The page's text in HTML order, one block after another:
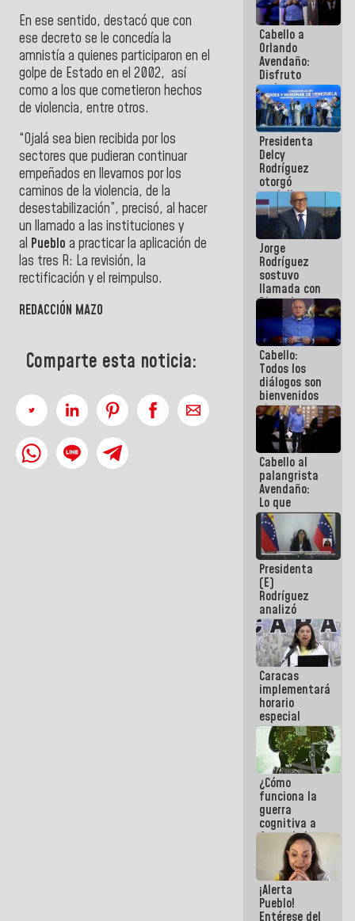
En ese sentido, destacó que con
ese decreto se le concedía la
amnistía a quienes participaron en el
golpe de Estado en el 2002, así
como a los que cometieron hechos
de violencia, entre otros.
“Ojalá sea bien recibida por los
sectores que pudieran continuar
empeñados en llevarnos por los
caminos de la violencia, de la
desestabilización”, precisó, al hacer
un llamado a las instituciones y
al Pueblo a practicar la aplicación de
las tres R: La revisión, la
rectificación y el reimpulso.
REDACCIÓN MAZO
Comparte esta noticia:
Cabello a
Orlando
Avendaño:
Disfruto
cada vez
que escribes
porque lo
que haces
es
embarrarla
Presidenta
Delcy
Rodríguez
otorgó
medalla
"Héroe de
Venezuela"
a servidores
públicos
Jorge
Rodríguez
sostuvo
llamada con
Dinorah
Figuera y
acuerdan
primer
encuentro
presencial
para el
diálogo
Cabello:
Todos los
diálogos son
bienvenidos
siempre que
estén en el
marco de la
Constitución
de la
República
Cabello al
palangrista
Avendaño:
Lo que
vayas a
escribir
hazlo hoy
por que no
sabemos si
la semana
que viene
hay
programa
Presidenta
(E)
Rodríguez
analizó
junto a
gobernadores
planes de
recuperación
del Sistema
Eléctrico
Nacional
Caracas
implementará
horario
especial
para
adaptarse
al plan de
ahorro
energético
¿Cómo
funciona la
guerra
cognitiva a
favor de la
narrativa
hegemónica?
(1)
¡Alerta
Pueblo!
Entérese del